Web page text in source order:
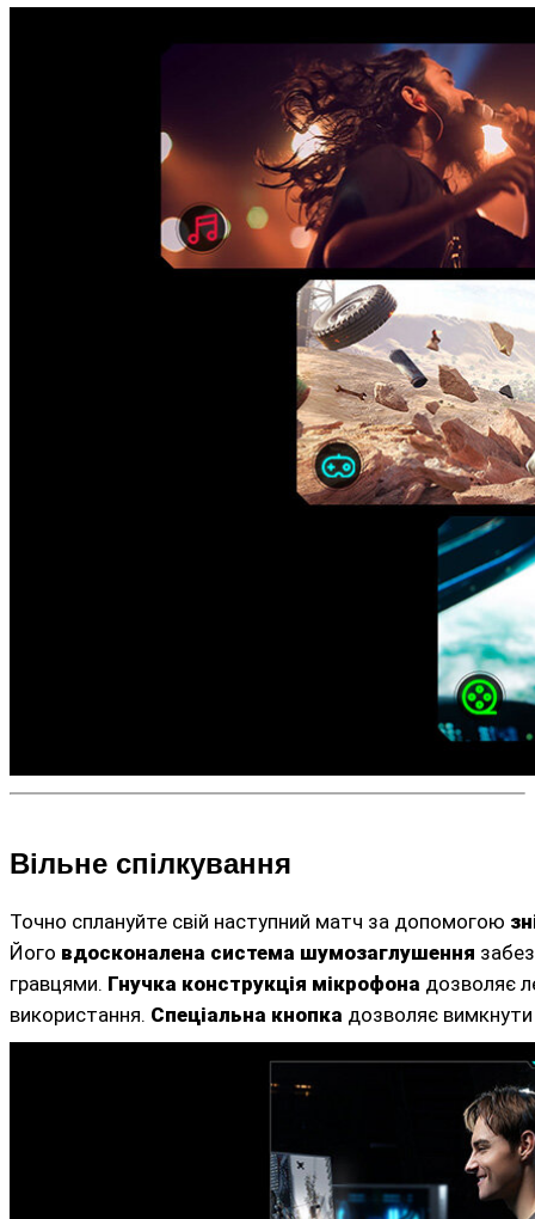
Вільне спілкування
Точно сплануйте свій наступний матч за допомогою
Його вдосконалена система шумозаглушення
гравцями. Гнучка конструкція мікрофона дозволяє
використання. Спеціальна кнопка дозволяє